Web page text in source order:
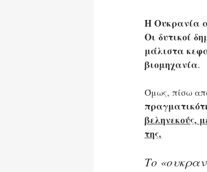
Η Ουκρανία
Οι δυτικοί
μάλιστα
βιομηχανία.
Όμως, πίσω
βεληνεκούς,
της.
Το